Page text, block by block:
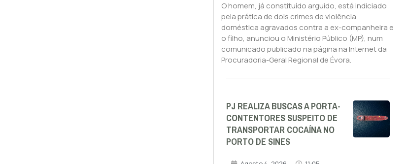
O homem, já constituído arguido, está indiciado
pela prática de dois crimes de violência
doméstica agravados contra a ex-companheira e
o filho, anunciou o Ministério Público (MP), num
comunicado publicado na página na Internet da
Procuradoria-Geral Regional de Évora.
PJ REALIZA BUSCAS A PORTA-
CONTENTORES SUSPEITO DE
TRANSPORTAR COCAÍNA NO
PORTO DE SINES